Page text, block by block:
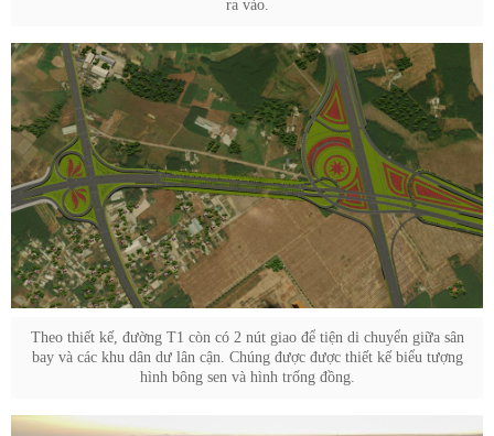
ra vào.
Theo thiết kế, đường T1 còn có 2 nút giao để tiện di chuyển giữa sân
bay và các khu dân dư lân cận. Chúng được được thiết kế biểu tượng
hình bông sen và hình trống đồng.